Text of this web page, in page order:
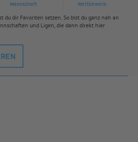
Mannschaft Wettbewerb
du dir Favoriten setzen. So bist du ganz nah an
und Ligen, die dann direkt hier